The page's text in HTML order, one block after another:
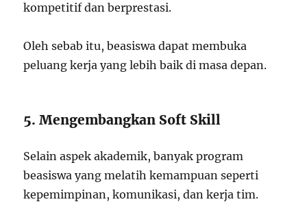
kompetitif dan berprestasi.
Oleh sebab itu, beasiswa dapat membuka
peluang kerja yang lebih baik di masa depan.
5. Mengembangkan Soft Skill
Selain aspek akademik, banyak program
beasiswa yang melatih kemampuan seperti
kepemimpinan, komunikasi, dan kerja tim.